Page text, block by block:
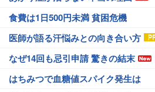
食費は1日500円未満 貧困危機
医師が語る汗悩みとの向き合い方
なぜ14回も忌引申請 驚きの結末
はちみつで血糖値スパイク発生は